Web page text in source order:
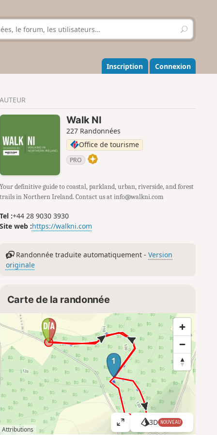
R
e
h
e
r
r
Inscription Connexion
AUTEUR
Walk NI
227 Randonnées
Office de tourisme
PRO
Your definitive guide to coastal, parkland, urban, riverside, and forest
trails in Northern Ireland. Contact us at info@walkni.com
Tel :+44 28 9030 3930
Site web :https://walkni.com
Randonnée traduite automatiquement -Version
originale
Carte de la randonnée
1
Attributions
A
3D NOUVEAU